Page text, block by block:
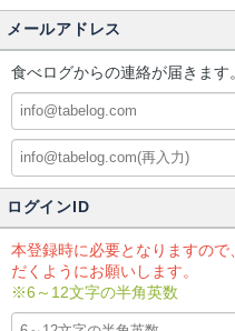
メールアドレス
食べログからの連絡が届きます。
ログインID
本登録時に必要となりますの
だくようにお願いします。
※6～12文字の半角英数